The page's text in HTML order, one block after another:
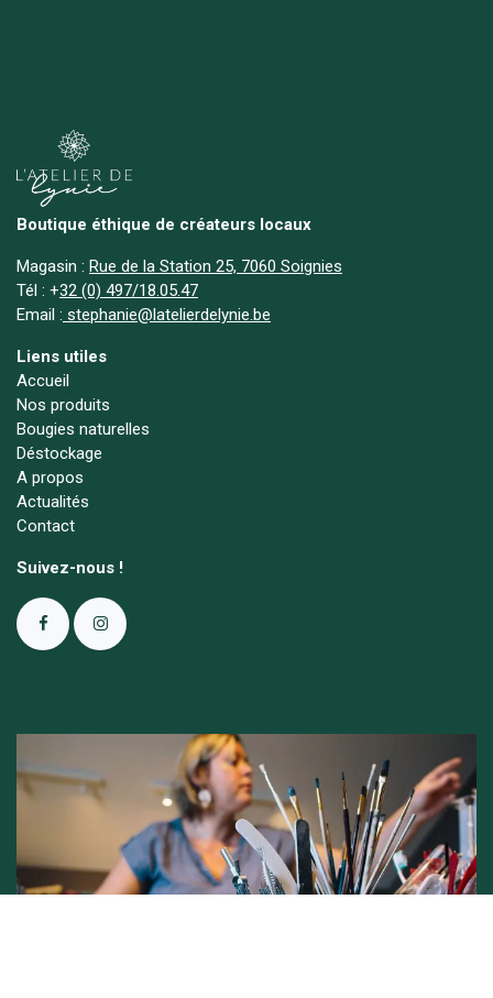
Boutique éthique de créateurs locaux
Magasin : Rue de la Station 25, 7060 Soignies
Tél : +32 (0) 497/18.05.47
Email : stephanie@latelierdelynie.be
Liens utiles
Accueil
Nos produits
Bougies naturelles
Déstockage
A propos
Actualités
Contact
Suivez-nous !